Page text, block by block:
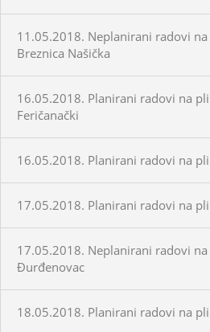
11.05.2018. Neplanirani radovi
Breznica Našička
16.05.2018. Planirani radovi na
Feričanački
16.05.2018. Planirani radovi na
17.05.2018. Planirani radovi na
17.05.2018. Neplanirani radovi
Đurđenovac
18.05.2018. Planirani radovi na